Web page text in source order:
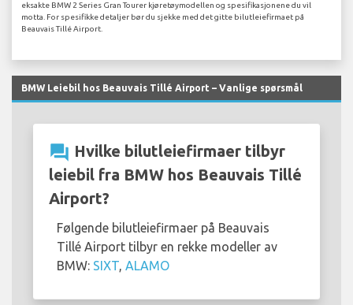
eksakte BMW 2 Series Gran Tourer kjøretøymodellen og spesifikasjonene du vil
motta. For spesifikke detaljer bør du sjekke med det gitte bilutleiefirmaet på
Beauvais Tillé Airport.
BMW Leiebil hos Beauvais Tillé Airport – Vanlige spørsmål
question_answer Hvilke bilutleiefirmaer tilbyr
leiebil fra BMW hos Beauvais Tillé
Airport?
Følgende bilutleiefirmaer på Beauvais
Tillé Airport tilbyr en rekke modeller av
BMW: SIXT, ALAMO